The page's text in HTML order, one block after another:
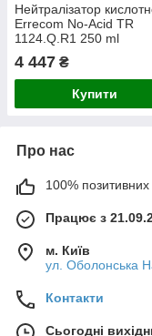
Нейтралізатор
Errecom No-Acid TR
1124.Q.R1 250 ml
4 447 ₴
Купити
Про нас
100% позитивних
Працює з
м. Київ
ул. Оболонська
Контакти
Сьогодні